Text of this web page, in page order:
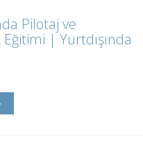
Pilotaj ve
Eğitimi | Yurtdışında